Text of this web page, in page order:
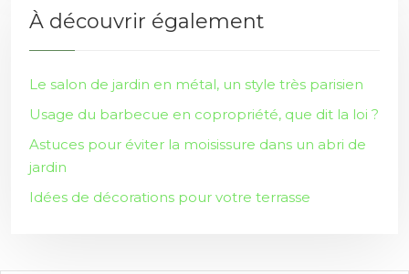
À découvrir également
Le salon de jardin en métal, un style très parisien
Usage du barbecue en copropriété, que dit la loi ?
Astuces pour éviter la moisissure dans un abri de
jardin
Idées de décorations pour votre terrasse